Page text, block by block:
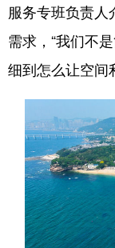
服务专班负责
需求，“我们不
细到怎么让空间